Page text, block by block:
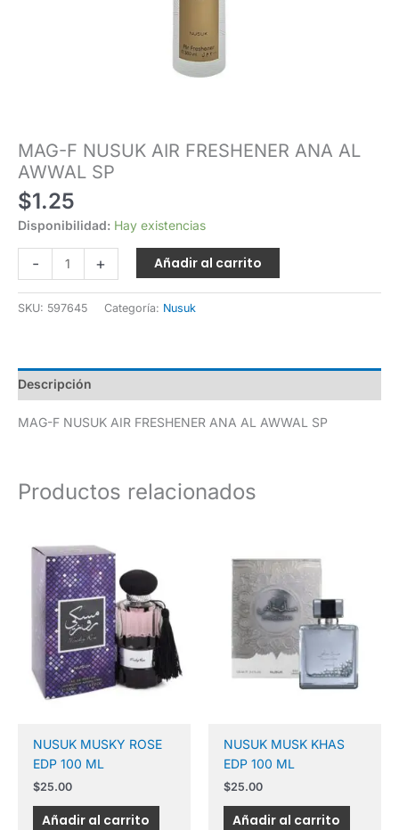
MAG-F NUSUK AIR FRESHENER ANA AL
AWWAL SP
$1.25
Disponibilidad: Hay existencias
- + Añadir al carrito
SKU: 597645 Categoría: Nusuk
Descripción
MAG-F NUSUK AIR FRESHENER ANA AL AWWAL SP
Productos relacionados
NUSUK MUSKY ROSE
EDP 100 ML
$25.00
Añadir al carrito
NUSUK MUSK KHAS
EDP 100 ML
$25.00
Añadir al carrito